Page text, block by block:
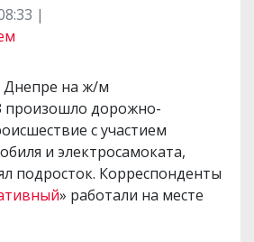
|
Днепре на ж/м
дорожно-
с участием
и электросамоката,
подросток. Корреспонденты
» работали на месте